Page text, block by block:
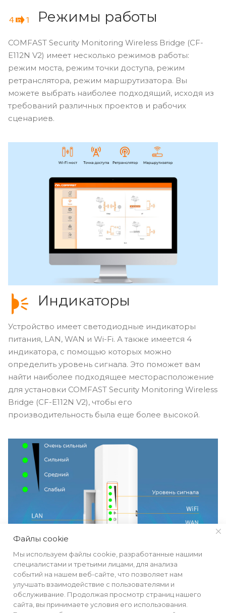
Режимы работы
COMFAST Security Monitoring Wireless Bridge (CF-
E112N V2) имеет несколько режимов работы:
режим моста, режим точки доступа, режим
ретранслятора, режим маршрутизатора. Вы
можете выбрать наиболее подходящий, исходя из
требований различных проектов и рабочих
сценариев.
Индикаторы
Устройство имеет светодиодные индикаторы
питания, LAN, WAN и Wi-Fi. А также имеется 4
индикатора, с помощью которых можно
определить уровень сигнала. Это поможет вам
найти наиболее подходящее месторасположение
для установки COMFAST Security Monitoring Wireless
Bridge (CF-E112N V2), чтобы его
производительность была еще более высокой.
Удобство
использования
COMFAST Security Monitoring Wireless Bridge (CF-
E112N V2) питается от адаптера POE 48В или
Файлы cookie
Мы используем файлы cookie, разработанные нашими
специалистами и третьими лицами, для анализа
событий на нашем веб-сайте, что позволяет нам
улучшать взаимодействие с пользователями и
обслуживание. Продолжая просмотр страниц нашего
сайта, вы принимаете условия его использования.